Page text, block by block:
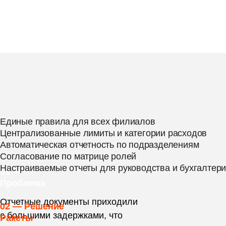
01 —
Отчетные документы приходили
с большими задержками, что
Единые правила для всех филиалов
Централизованные лимиты и категории расходов
Автоматическая отчетность по подразделениям
Согласование по матрице ролей
Настраиваемые отчеты для руководства и
02 — Решение
Ракеты